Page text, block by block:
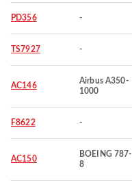
PD356 -
TS7927 -
AC146
Airbus A350-
1000
F8622 -
AC150
BOEING 787-
8